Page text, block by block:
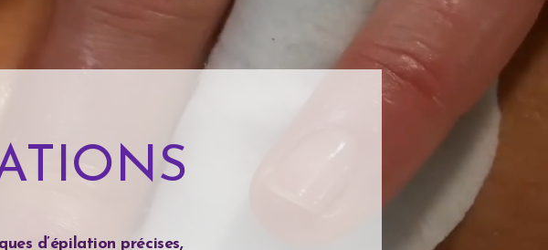
d’épilation précises,